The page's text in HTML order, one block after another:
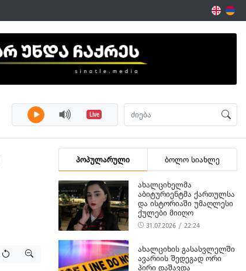
Live
პოპულარული ბოლო სიახლე
ᲐᲮᲐᲚᲪᲘᲮᲔᲚᲛᲐ
ᲐᲑᲘᲢᲣᲠᲘᲔᲜᲢᲛᲐ ᲥᲐᲠᲗᲣᲚᲡᲐ
ᲓᲐ ᲘᲡᲢᲝᲠᲘᲐᲨᲘ ᲣᲛᲐᲦᲚᲔᲡᲘ
ᲥᲣᲚᲔᲑᲘ ᲛᲘᲘᲦᲝ
31.07.2026 / 22:24
ᲐᲮᲐᲚᲪᲘᲮᲘᲡ ᲒᲐᲡᲐᲡᲕᲚᲔᲚᲨᲘ
ᲐᲕᲐᲠᲘᲘᲡ ᲨᲔᲓᲔᲒᲐᲓ ᲝᲠᲘ
ᲞᲘᲠᲘ ᲓᲐᲨᲐᲕᲓᲐ